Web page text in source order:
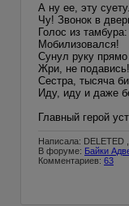
А ну ее, эту
Чу! Звонок в
Голос из
Мобилизовался!
Сунул руку
Жри, не подавись!
Сестра, тысяча
Иду, иду и даже
Главный герой
Написала: DELETED
В форуме: Байки
Комментариев: 63